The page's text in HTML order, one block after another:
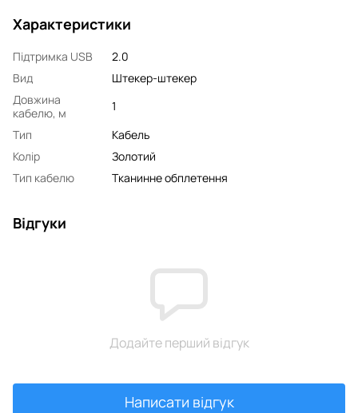
Характеристики
Підтримка USB
2.0
Вид
Штекер-штекер
Довжина
кабелю, м
1
Тип
Кабель
Колір
Золотий
Тип кабелю
Тканинне обплетення
Відгуки
Додайте перший відгук
Написати відгук